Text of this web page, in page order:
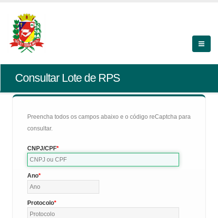
Consultar Lote de RPS
Preencha todos os campos abaixo e o código reCaptcha para
consultar.
CNPJ/CPF
Ano
Protocolo